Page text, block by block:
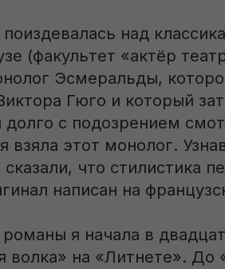
над
(факультет «актёр
Эсмеральды,
Гюго и который
долго с подозрением
взяла этот монолог.
что стилистика
написан на
я начала в
волка» на «Литнете». До